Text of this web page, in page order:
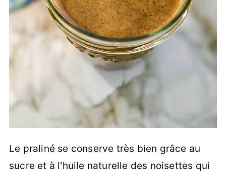
Le praliné se conserve très bien grâce au
sucre et à l'huile naturelle des noisettes qui